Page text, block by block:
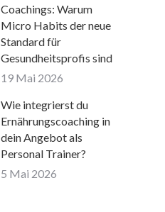
Coachings: Warum
Micro Habits der neue
Standard für
Gesundheitsprofis sind
19 Mai 2026
Wie integrierst du
Ernährungscoaching in
dein Angebot als
Personal Trainer?
5 Mai 2026